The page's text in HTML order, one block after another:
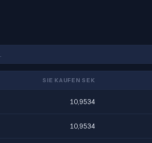
SIE KAUFEN SEK
10,9534
10,9534